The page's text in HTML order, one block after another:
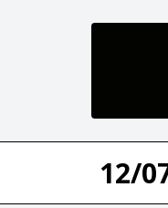
12/